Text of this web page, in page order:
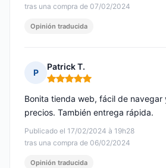
tras una compra de 07/02/2024
Opinión traducida
P
Patrick T.
Nota: 5 de 5
Publicado el 17/02/2024 à 19h28
tras una compra de 06/02/2024
Bonita tienda web, fácil de navegar
precios. También entrega rápida.
Opinión traducida